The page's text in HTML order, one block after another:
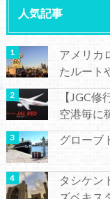
人気記事
アメリカ
たルート
【JGC
空港毎に
グローブ
タシケン